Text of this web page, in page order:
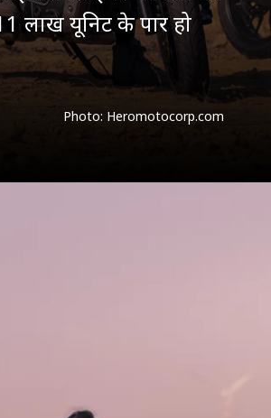
लाख यूनिट के पार हो
Photo: Heromotocorp.com